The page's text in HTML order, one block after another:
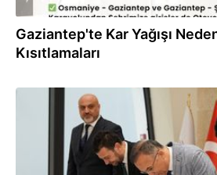
Gaziantep'te Kar Yağışı
Kısıtlamaları
30.12.2025